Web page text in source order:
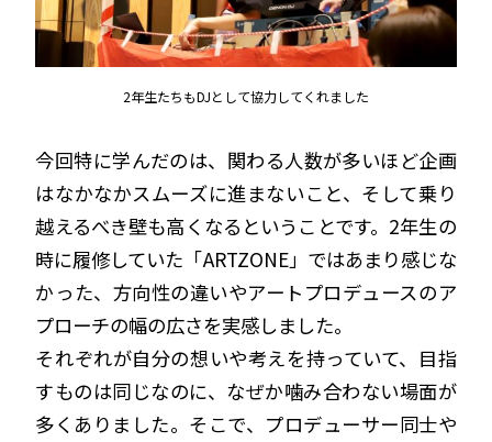
2年生たちもDJとして協力してくれました
今回特に学んだのは、関わる人数が多いほど企画
はなかなかスムーズに進まないこと、そして乗り
越えるべき壁も高くなるということです。2年生の
時に履修していた「ARTZONE」ではあまり感じな
かった、方向性の違いやアートプロデュースのア
プローチの幅の広さを実感しました。
それぞれが自分の想いや考えを持っていて、目指
すものは同じなのに、なぜか噛み合わない場面が
多くありました。そこで、プロデューサー同士や